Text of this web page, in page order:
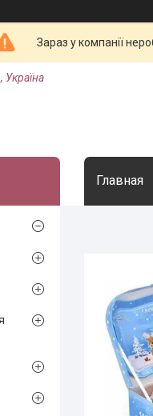
Зараз у компанії
Україна
Главная